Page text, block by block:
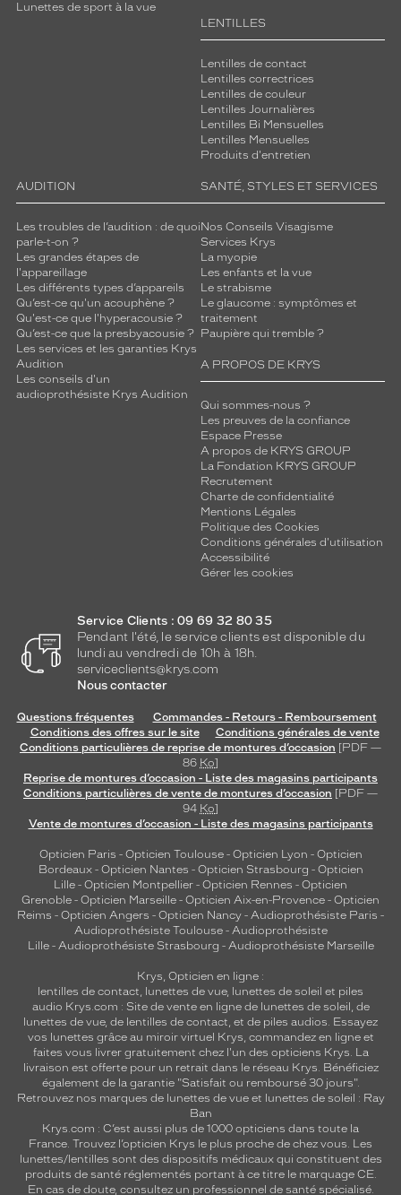
verres
Taille
monture
XL
Matière
Métal
Fournisseur
Kering
Eyewear
Lunettes de sport à la vue
LENTILLES
Lentilles de contact
Lentilles correctrices
Lentilles de couleur
Lentilles Journalières
Lentilles Bi Mensuelles
Lentilles Mensuelles
Produits d'entretien
AUDITION
Les troubles de l’audition : de quoi
parle-t-on ?
Les grandes étapes de
l'appareillage
Les différents types d’appareils
Qu’est-ce qu'un acouphène ?
Qu'est-ce que l'hyperacousie ?
Qu’est-ce que la presbyacousie ?
Les services et les garanties Krys
Audition
Les conseils d'un
audioprothésiste Krys Audition
SANTÉ, STYLES ET SERVICES
Nos Conseils Visagisme
Services Krys
La myopie
Les enfants et la vue
Le strabisme
Le glaucome : symptômes et
traitement
Paupière qui tremble ?
A PROPOS DE KRYS
Qui sommes-nous ?
Les preuves de la confiance
Espace Presse
A propos de KRYS GROUP
La Fondation KRYS GROUP
Recrutement
Charte de confidentialité
Mentions Légales
Politique des Cookies
Conditions générales d'utilisation
Accessibilité
Gérer les cookies
Service Clients : 09 69 32 80 35
Pendant l'été, le service clients est disponible du
lundi au vendredi de 10h à 18h.
serviceclients@krys.com
Nous contacter
Questions fréquentes
Commandes - Retours - Remboursement
Conditions des offres sur le site
Conditions générales de vente
Conditions particulières de reprise de montures d’occasion [PDF —
86 Ko]
Reprise de montures d’occasion - Liste des magasins participants
Conditions particulières de vente de montures d’occasion [PDF —
94 Ko]
Vente de montures d’occasion - Liste des magasins participants
Opticien Paris - Opticien Toulouse- Opticien Lyon - Opticien
Bordeaux- Opticien Nantes - Opticien Strasbourg - Opticien
Lille - Opticien Montpellier - Opticien Rennes - Opticien
Grenoble - Opticien Marseille - Opticien Aix-en-Provence - Opticien
Reims - Opticien Angers - Opticien Nancy - Audioprothésiste Paris -
Audioprothésiste Toulouse- Audioprothésiste
Lille- Audioprothésiste Strasbourg - Audioprothésiste Marseille
Krys, Opticien en ligne :
lentilles de contact, lunettes de vue, lunettes de soleil et piles
audio Krys.com : Site de vente en ligne de lunettes de soleil, de
lunettes de vue, de lentilles de contact, et de piles audios. Essayez
vos lunettes grâce au miroir virtuel Krys, commandez en ligne et
faites vous livrer gratuitement chez l'un des opticiens Krys. La
livraison est offerte pour un retrait dans le réseau Krys. Bénéficiez
également de la garantie "Satisfait ou remboursé 30 jours".
Retrouvez nos marques de lunettes de vue et lunettes de soleil : Ray
Ban
Krys.com : C’est aussi plus de 1000 opticiens dans toute la
France. Trouvez l’opticien Krys le plus proche de chez vous. Les
lunettes/lentilles sont des dispositifs médicaux qui constituent des
produits de santé réglementés portant à ce titre le marquage CE.
En cas de doute, consultez un professionnel de santé spécialisé.